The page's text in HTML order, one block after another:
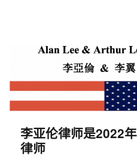
李亚伦律师是2022
律师